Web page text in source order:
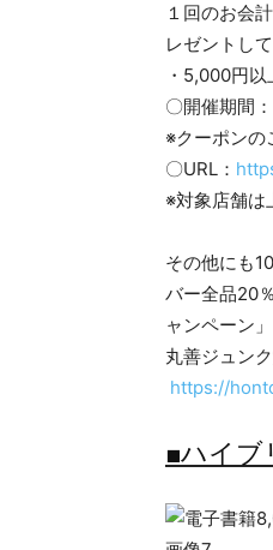
１回のお会
レゼントし
・5,000円
〇開催期間
※クーポンの
〇URL：
※対象店舗は
その他にも
バー全品20
ャンペーン
丸善ジュン
https://
■ハイブ